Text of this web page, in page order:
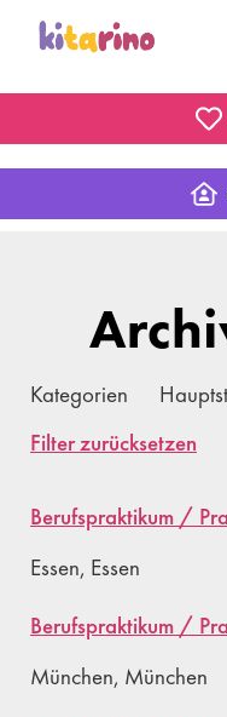
Kategorien
Filter zurücksetzen
Berufspraktikum /
Essen, Essen
Berufspraktikum /
München, München